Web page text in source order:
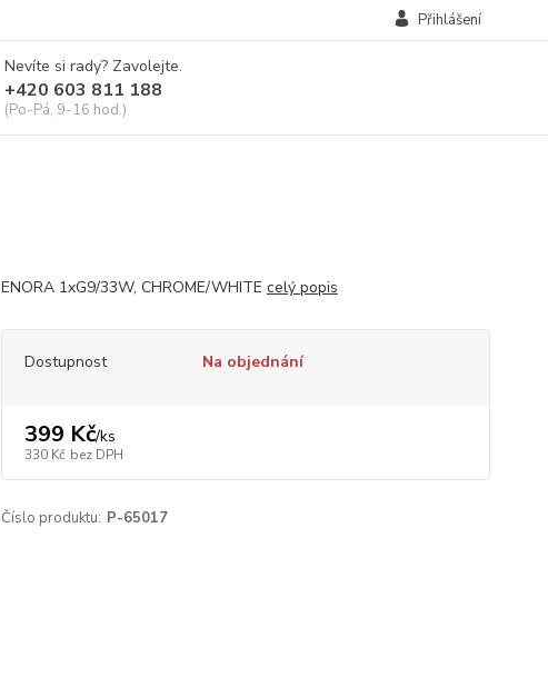
Přihlášení
Nevíte si rady? Zavolejte.
+420 603 811 188
(Po-Pá, 9-16 hod.)
ENORA 1xG9/33W, CHROME/WHITE celý popis
Dostupnost Na objednání
399 Kč/ks
330 Kč bez DPH
Číslo produktu: P-65017